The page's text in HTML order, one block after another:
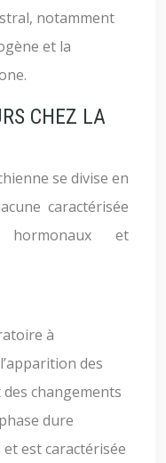
notamment
et la
CHEZ LA
se divise en
caractérisée
et
à
des
changements
dure
est caractérisée